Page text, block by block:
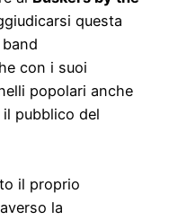
questa
con i suoi
popolari anche
pubblico del
il proprio
la